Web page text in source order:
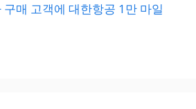
매 고객에 대한항공 1만 마일